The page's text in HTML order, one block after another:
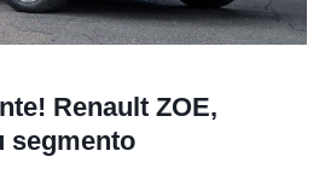
Renault ZOE,
segmento